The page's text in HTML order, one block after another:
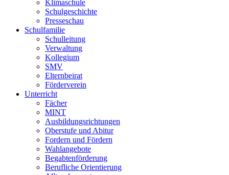
Klimaschule
Schulgeschichte
Presseschau
Schulfamilie
Schulleitung
Verwaltung
Kollegium
SMV
Elternbeirat
Förderverein
Unterricht
Fächer
MINT
Ausbildungsrichtungen
Oberstufe und Abitur
Fordern und Fördern
Wahlangebote
Begabtenförderung
Berufliche Orientierung